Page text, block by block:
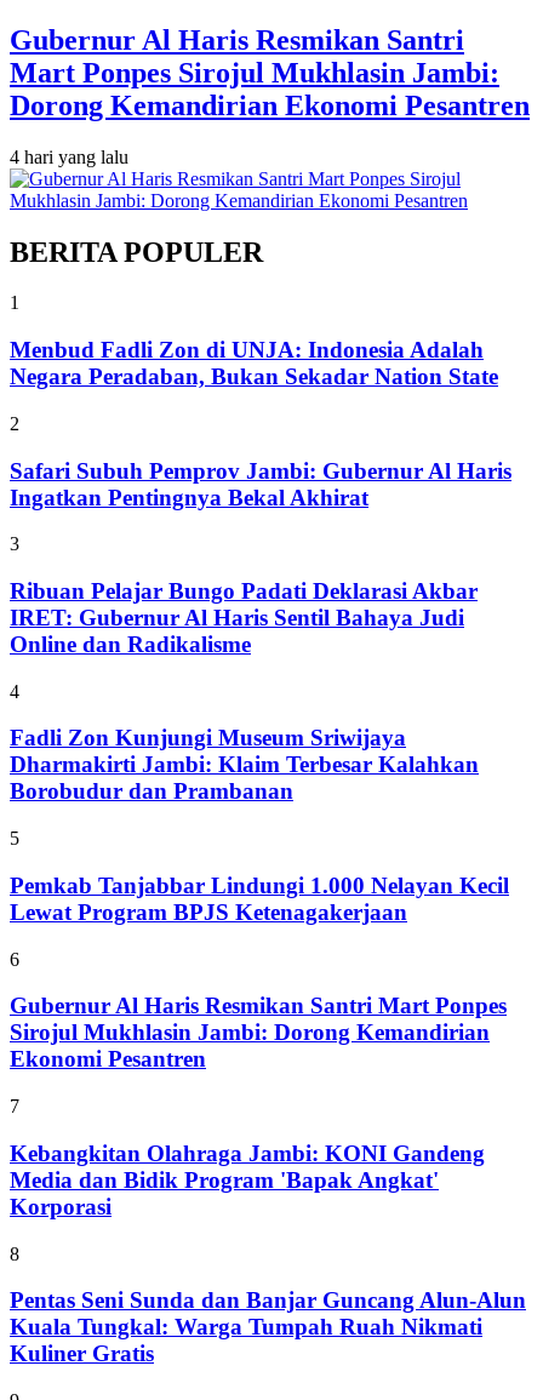
Gubernur Al Haris Resmikan Santri
Mart Ponpes Sirojul Mukhlasin Jambi:
Dorong Kemandirian Ekonomi Pesantren
4 hari yang lalu
BERITA POPULER
1
Menbud Fadli Zon di UNJA: Indonesia Adalah
Negara Peradaban, Bukan Sekadar Nation State
2
Safari Subuh Pemprov Jambi: Gubernur Al Haris
Ingatkan Pentingnya Bekal Akhirat
3
Ribuan Pelajar Bungo Padati Deklarasi Akbar
IRET: Gubernur Al Haris Sentil Bahaya Judi
Online dan Radikalisme
4
Fadli Zon Kunjungi Museum Sriwijaya
Dharmakirti Jambi: Klaim Terbesar Kalahkan
Borobudur dan Prambanan
5
Pemkab Tanjabbar Lindungi 1.000 Nelayan Kecil
Lewat Program BPJS Ketenagakerjaan
6
Gubernur Al Haris Resmikan Santri Mart Ponpes
Sirojul Mukhlasin Jambi: Dorong Kemandirian
Ekonomi Pesantren
7
Kebangkitan Olahraga Jambi: KONI Gandeng
Media dan Bidik Program 'Bapak Angkat'
Korporasi
8
Pentas Seni Sunda dan Banjar Guncang Alun-Alun
Kuala Tungkal: Warga Tumpah Ruah Nikmati
Kuliner Gratis